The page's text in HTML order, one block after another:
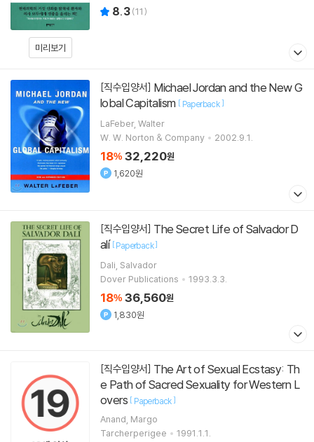
미리보기
8.3(11)
[직수입양서]
lobal Capitalism [ Paperback]
LaFeber, Walter
W. W. Norton & Company
2002.9.1.
18% 32,220원
1,620원
[직수입양서]
alí [Paperback]
Dali, Salvador
Dover Publications
1993.3.3.
18% 36,560원
1,830원
[직수입양서]
e Path of Sacred Sexuality for Western L
overs [ Paperback]
Anand, Margo
Tarcherperigee
1991.1.1.